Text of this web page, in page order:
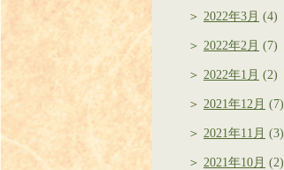
2022年3月 (4)
2022年2月 (7)
2022年1月 (2)
2021年12月 (7)
2021年11月 (3)
2021年10月 (2)